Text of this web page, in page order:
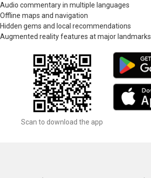
Audio commentary in multiple languages
Offline maps and navigation
Hidden gems and local recommendations
Augmented reality features at major landmarks
Scan to download the app